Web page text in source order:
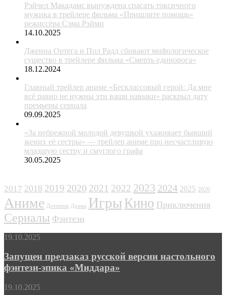
Рэйчел Макадамс вынуждена спасать токсичного
мужика в трейлере фильма «Пришлите помощь»
режиссёра Сэма Рэйми
14.10.2025
Дженна Ортега и Пол Радд сбивают мифологическое
существо в трейлере фильма «Смерть единорога»
18.12.2024
Главный трейлер аниме «Бесклассовый герой: Да мне
всё равно не нужны эти ваши навыки» раскрыл дату
премьеры сериала
09.09.2025
«За небрежной молодой девушкой ухаживает бывший
жених её сестры» — трейлер аниме про несчастливую
младшую сестру и смуглого графа
30.05.2025
2017 2018 2019 2020 2021 2022 2023 2024 2025 2026
Аниме Детектив Драма ИгрыКино Приключения
Сериалы Фэнтези
Запущен
русской
версии
настольного
эпика
19.10.2025
Запущен предзаказ русской версии настольного
фэнтези-эпика «Миддара»
Age
19.10.2025